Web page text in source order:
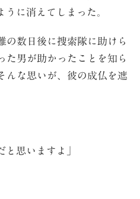
に消えてしまった。
数日後に捜索隊に助けら
た男が助かったことを知ら
んな思いが、彼の成仏を遮
思いますよ」